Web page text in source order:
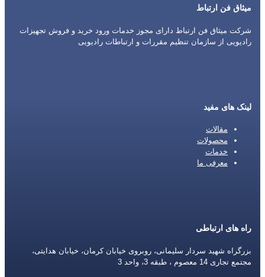
میثاق فن ارتباط
شرکت میثاق فن ارتباط دارای مجوز خدمات ورود خرید و فروش تجهیزات
رادیویی از سازمان تنظیم مقررات و ارتباطات رادیویی
لینک های مفید
مقالات
محصولات
خدمات
معرفی ما
راه های ارتباطی
بزرگراه شهید سردار سلیمانی، روبروی خیابان کرمان، خیابان هدایتی،
مجتمع تجاری 14 معصوم ، طبقه 3، واحد 3